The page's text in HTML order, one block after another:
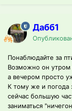
Дабб1
Понаблюдайте за
Возможно он
а вечером просто
К тому же и погода
сейчас большую
заниматься